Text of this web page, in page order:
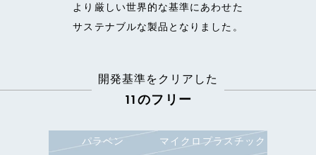
より厳しい世界的な基準にあわせた
サステナブルな製品となりました。
開発基準をクリアした
11のフリー
パラベン
マイクロプラスチック